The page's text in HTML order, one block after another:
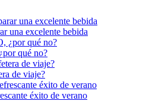
una excelente bebida
qué no?
de viaje?
éxito de verano